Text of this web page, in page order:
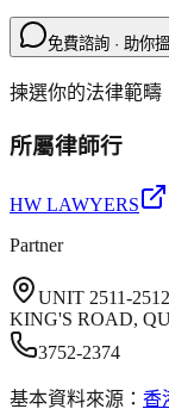
免費諮詢 · 助你
揀選你的法律範疇
所屬律師行
HW LAWYERS
Partner
UNIT 2511-
KING'S ROAD,
3752-2374
基本資料來源： 香